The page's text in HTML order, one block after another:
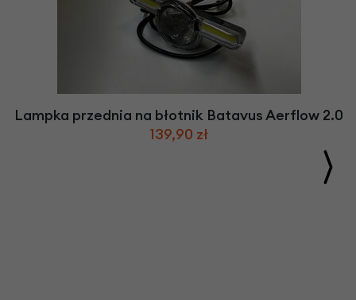
Lampka przednia na błotnik Batavus Aerflow 2.0
139,90 zł